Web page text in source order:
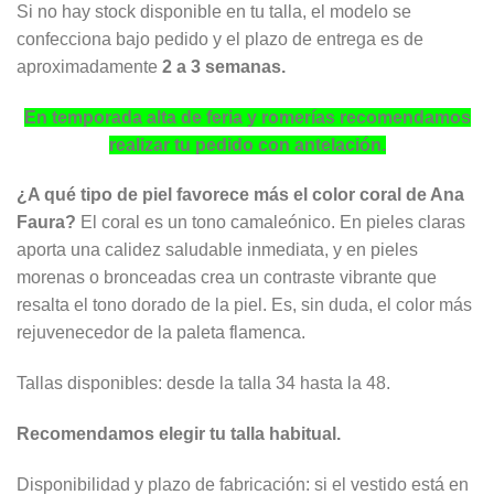
Si no hay stock disponible en tu talla, el modelo se
confecciona bajo pedido y el plazo de entrega es de
aproximadamente 2 a 3 semanas.
En temporada alta de feria y romerías recomendamos
realizar tu pedido con antelación.
¿A qué tipo de piel favorece más el color coral de Ana
Faura? El coral es un tono camaleónico. En pieles claras
aporta una calidez saludable inmediata, y en pieles
morenas o bronceadas crea un contraste vibrante que
resalta el tono dorado de la piel. Es, sin duda, el color más
rejuvenecedor de la paleta flamenca.
Tallas disponibles: desde la talla 34 hasta la 48.
Recomendamos elegir tu talla habitual.
Disponibilidad y plazo de fabricación: si el vestido está en